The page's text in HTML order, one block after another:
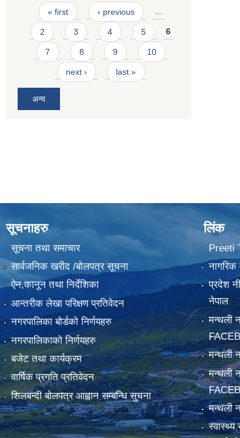
Pages
« first ‹ previous …
2 3 4 5 6
7 8 9 10
next › last »
अन्य
सूचनाहरु
सूचना तथा समाचार
सार्वजनिक खरीद /बोलपत्र सूचना
ऐन,कानून तथा निर्देशिका
आन्तरीक लेखा परिक्षण प्रतिवेदन
नगरपालिका बोर्डको निर्णयहरु
नगरपालिकाको निर्णयहरु
बजेट तथा कार्यक्रम
वार्षिक प्रगति प्रतिवेदन
शिलबन्दी बोलपत्र आह्वान सम्बन्धि सुचना
लिंक
Preeti
नागरिक
प्रदेश
नेपाल
मन्थली
मन्थली
मन्थली
मन्थली
स्वास्थ्य